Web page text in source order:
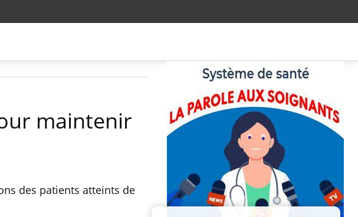
maintenir
des patients atteints de